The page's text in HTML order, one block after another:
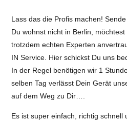
Lass das die Profis machen!
Du wohnst nicht in Berlin,
trotzdem echten Experten
IN Service. Hier schickst Du uns
In der Regel benötigen wir 1
selben Tag verlässt Dein Gerät
auf dem Weg zu Dir….
Es ist super einfach, richtig schnell